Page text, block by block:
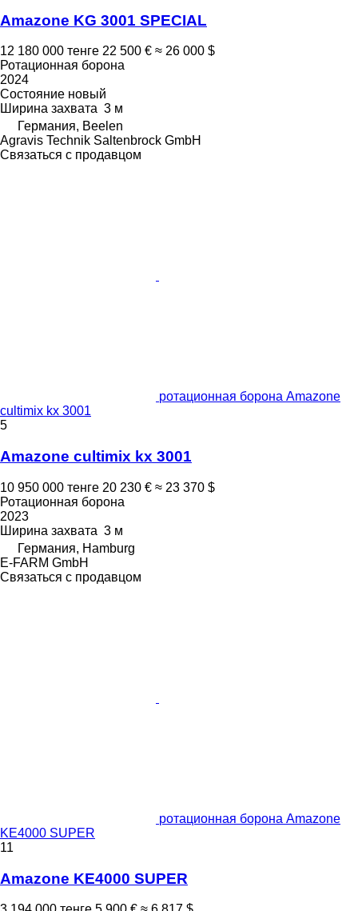
Amazone KG 3001 SPECIAL
12 180 000 тенге 22 500 € ≈ 26 000 $
Ротационная борона
2024
Состояние новый
Ширина захвата 3 м
Германия, Beelen
Agravis Technik Saltenbrock GmbH
Связаться с продавцом
ротационная борона Amazone
cultimix kx 3001
5
Amazone cultimix kx 3001
10 950 000 тенге 20 230 € ≈ 23 370 $
Ротационная борона
2023
Ширина захвата 3 м
Германия, Hamburg
E-FARM GmbH
Связаться с продавцом
ротационная борона Amazone
KE4000 SUPER
11
Amazone KE4000 SUPER